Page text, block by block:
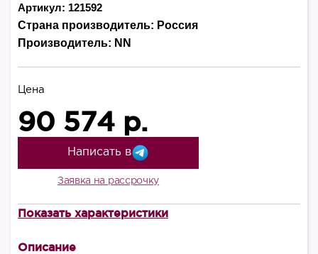
Артикул: 121592
Страна производитель: Россия
Производитель: NN
Цена
90 574 р.
Написать в
Заявка на рассрочку
Высота, мм
Показать характеристики
Описание